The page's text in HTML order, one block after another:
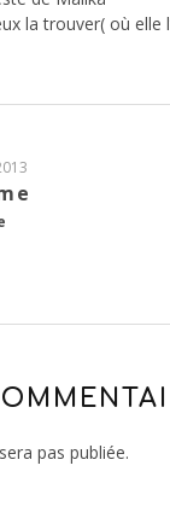
la trouver( où elle
pas publiée.